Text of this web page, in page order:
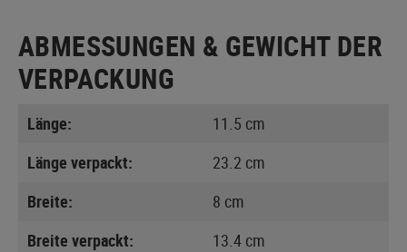
ABMESSUNGEN & GEWICHT DER
VERPACKUNG
Länge:
11.5 cm
Länge verpackt:
23.2 cm
Breite:
8 cm
Breite verpackt:
13.4 cm